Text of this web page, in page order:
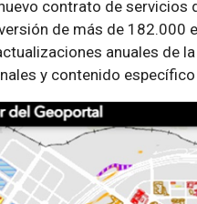
contrato de servicios
de más de 182.000
anuales de
y contenido